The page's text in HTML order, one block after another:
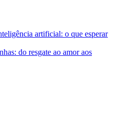
artificial: o que esperar
do resgate ao amor aos